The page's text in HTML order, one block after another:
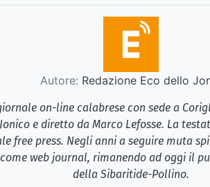
Autore: Redazione Eco dello
on-line calabrese con sede a
e diretto da Marco Lefosse. La
free press. Negli anni a seguire muta
web journal, rimanendo ad oggi il
della Sibaritide-Pollino.